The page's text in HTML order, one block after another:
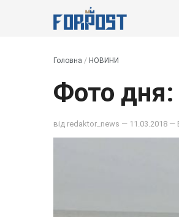
Головна / НОВИНИ
Фото
від redaktor_news — 11.03.2018 —